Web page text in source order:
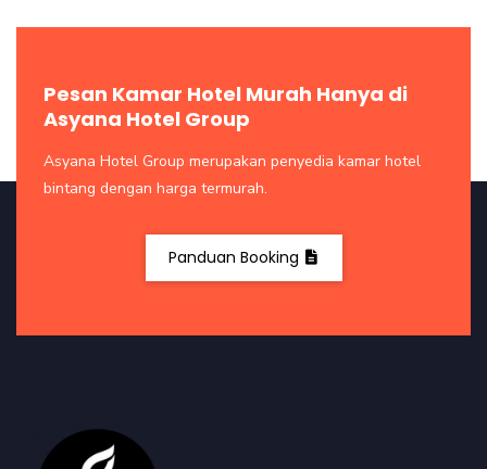
Pesan Kamar Hotel Murah Hanya di
Asyana Hotel Group
Asyana Hotel Group merupakan penyedia kamar hotel
bintang dengan harga termurah.
Panduan Booking